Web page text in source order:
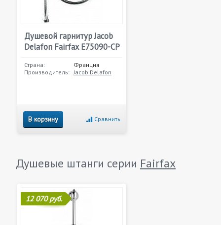
Душевой гарнитур Jacob
Delafon Fairfax E75090-CP
Страна:
Франция
Производитель: Jacob Delafon
В корзину Сравнить
Душевые штанги серии Fairfax
12 070 руб.